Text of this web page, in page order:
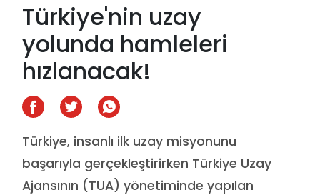
Türkiye'nin uzay
yolunda hamleleri
hızlanacak!
Türkiye, insanlı ilk uzay misyonunu
başarıyla gerçekleştirirken Türkiye Uzay
Ajansının (TUA) yönetiminde yapılan